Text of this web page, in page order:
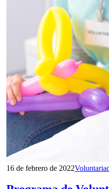
16 de febrero de 2022